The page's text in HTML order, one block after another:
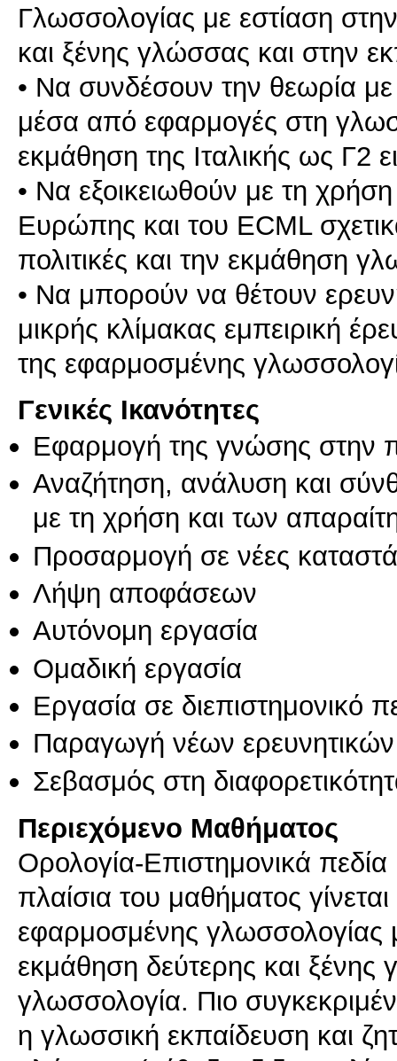
Γλωσσολογίας με εστίαση
και ξένης γλώσσας και στην
• Να συνδέσουν την θεωρία
μέσα από εφαρμογές στη
εκμάθηση της Ιταλικής ως Γ2
• Να εξοικειωθούν με τη
Ευρώπης και του ECML
πολιτικές και την εκμάθηση
• Να μπορούν να θέτουν
μικρής κλίμακας εμπειρική
Γενικές Ικανότητες
Εφαρμογή της γνώσης στην
Αναζήτηση, ανάλυση και
με τη χρήση και των
Προσαρμογή σε νέες
Λήψη αποφάσεων
Αυτόνομη εργασία
Ομαδική εργασία
Εργασία σε διεπιστημονικό
Παραγωγή νέων
Σεβασμός στη
Περιεχόμενο Μαθήματος
Ορολογία-Επιστημονικά
πλαίσια του μαθήματος
εφαρμοσμένης γλωσσολογίας
εκμάθηση δεύτερης και ξένης
γλωσσολογία. Πιο
η γλωσσική εκπαίδευση και